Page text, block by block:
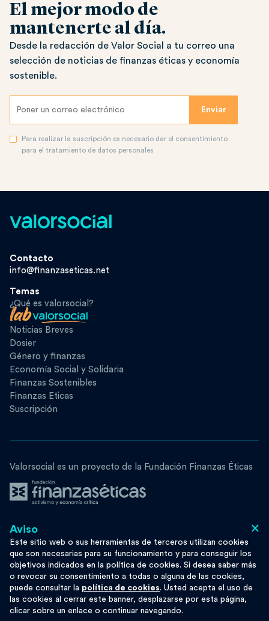
El mejor modo de
mantenerte al día.
Desde la redacción de Valor Social a tu correo una
selección de noticias de finanzas éticas y economía
sostenible.
Para realizar la suscripción es necesario dar el consentimiento
para el tratamiento de datos personales
Contacto
info@finanzaseticas.net
Temas
¿Qué es valorsocial?
Noticias Breves
Dosier
Género y finanzas
Economía Social y Solidaria
Finanzas Sostenibles
Finanzas Eticas
Suscripción
Valorsocial es un proyecto de la Fundación Finanzas Éticas
Síguenos
Esta obra se distribuye bajo licenciaMoze
Privacy Cookie Policy
×
Aviso
Este sitio web o sus herramientas de terceros utilizan cookies
que son necesarias para su funcionamiento y para conseguir los
objetivos indicados en la política de cookies. Si desea saber más
o revocar su consentimiento a todas o alguna de las cookies,
puede consultar la política de cookies. Usted acepta el uso de
las cookies al cerrar este banner, desplazarse por esta página,
clicar sobre un enlace o continuar navegando.